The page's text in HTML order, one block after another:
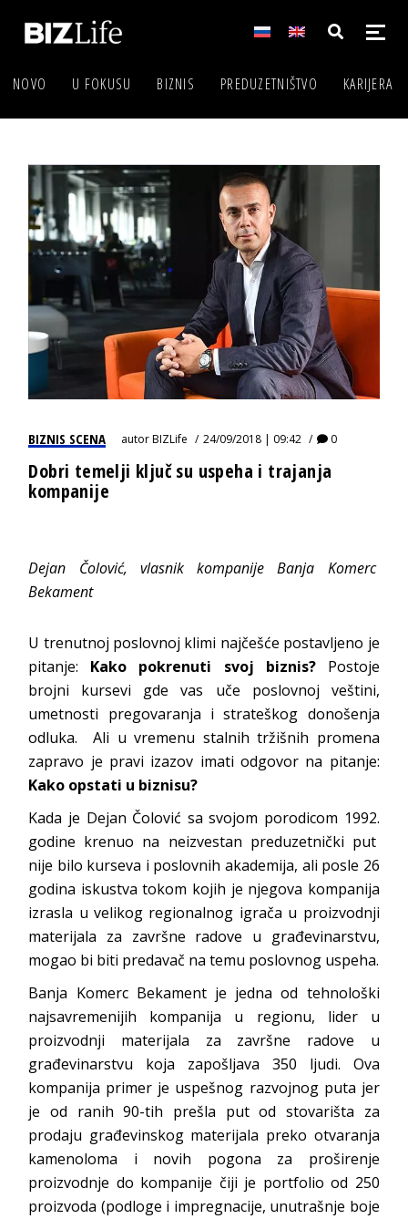
NOVO U FOKUSU BIZNIS PREDUZETNIŠTVO KARIJERA
BIZNIS SCENA autorBIZLife 24/09/2018 | 09:42 0
Dobri temelji ključ su uspeha i trajanja
kompanije
Dejan Čolović, vlasnik kompanije Banja Komerc
Bekament
U trenutnoj poslovnoj klimi najčešće postavljeno je
pitanje: Kako pokrenuti svoj biznis?Postoje
brojni kursevi gde vas uče poslovnoj veštini,
umetnosti pregovaranja i strateškog donošenja
odluka. Ali u vremenu stalnih tržišnih promena
zapravo je pravi izazov imati odgovor na pitanje:
Kako opstati u biznisu?
Kada je Dejan Čolović sa svojom porodicom 1992.
godine krenuo na neizvestan preduzetnički put
nije bilo kurseva i poslovnih akademija, ali posle 26
godina iskustva tokom kojih je njegova kompanija
izrasla u velikog regionalnog igrača u proizvodnji
materijala za završne radove u građevinarstvu,
mogao bi biti predavač na temu poslovnog uspeha.
Banja Komerc Bekament je jedna od tehnološki
najsavremenijih kompanija u regionu, lider u
proizvodnji materijala za završne radove u
građevinarstvu koja zapošljava 350 ljudi. Ova
kompanija primer je uspešnog razvojnog puta jer
je od ranih 90-tih prešla put od stovarišta za
prodaju građevinskog materijala preko otvaranja
kamenoloma i novih pogona za proširenje
proizvodnje do kompanije čiji je portfolio od 250
proizvoda (podloge i impregnacije, unutrašnje boje